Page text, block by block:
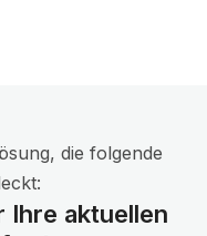
die folgende
Ihre aktuellen